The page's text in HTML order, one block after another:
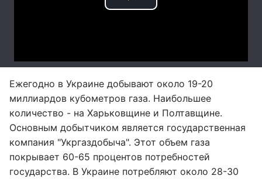
Ежегодно в Украине добывают около 19-20
миллиардов кубометров газа. Наибольшее
количество - на Харьковщине и Полтавщине.
Основным добытчиком является государственная
компания "Укргаздобыча". Этот объем газа
покрывает 60-65 процентов потребностей
государства. В Украине потребляют около 28-30